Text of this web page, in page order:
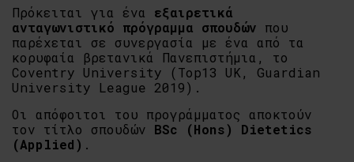
Πρόκειται για ένα εξαιρετικά
ανταγωνιστικό πρόγραμμα σπουδών που
παρέχεται σε συνεργασία με ένα από τα
κορυφαία βρετανικά Πανεπιστήμια, το
Coventry University (Τop13 UK, Guardian
University League 2019).
Οι απόφοιτοι του προγράμματος αποκτούν
τον τίτλο σπουδών BSc (Hons) Dietetics
(Applied) .